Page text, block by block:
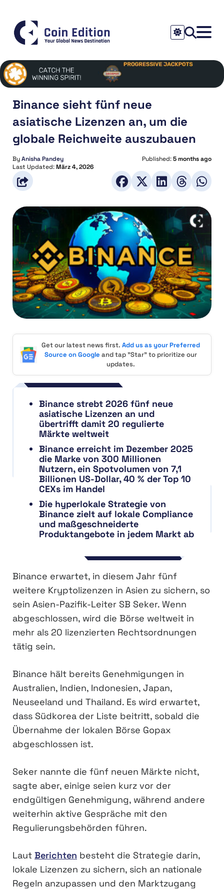
Binance sieht fünf neue
asiatische Lizenzen an, um die
globale Reichweite auszubauen
ByAnisha Pandey Published:5 months ago
Last Updated:März 4, 2026
Get our latest news first. Add us as your Preferred
Source on Google and tap "Star" to prioritize our
updates.
Binance strebt 2026 fünf neue
asiatische Lizenzen an und
übertrifft damit 20 regulierte
Märkte weltweit
Binance erreicht im Dezember 2025
die Marke von 300 Millionen
Nutzern, ein Spotvolumen von 7,1
Billionen US-Dollar, 40 % der Top 10
CEXs im Handel
Die hyperlokale Strategie von
Binance zielt auf lokale Compliance
und maßgeschneiderte
Produktangebote in jedem Markt ab
Binance erwartet, in diesem Jahr fünf
weitere Kryptolizenzen in Asien zu sichern, so
sein Asien-Pazifik-Leiter SB Seker. Wenn
abgeschlossen, wird die Börse weltweit in
mehr als 20 lizenzierten Rechtsordnungen
tätig sein.
Binance hält bereits Genehmigungen in
Australien, Indien, Indonesien, Japan,
Neuseeland und Thailand. Es wird erwartet,
dass Südkorea der Liste beitritt, sobald die
Übernahme der lokalen Börse Gopax
abgeschlossen ist.
Seker nannte die fünf neuen Märkte nicht,
sagte aber, einige seien kurz vor der
endgültigen Genehmigung, während andere
weiterhin aktive Gespräche mit den
Regulierungsbehörden führen.
Laut Berichten besteht die Strategie darin,
lokale Lizenzen zu sichern, sich an nationale
Regeln anzupassen und den Marktzugang